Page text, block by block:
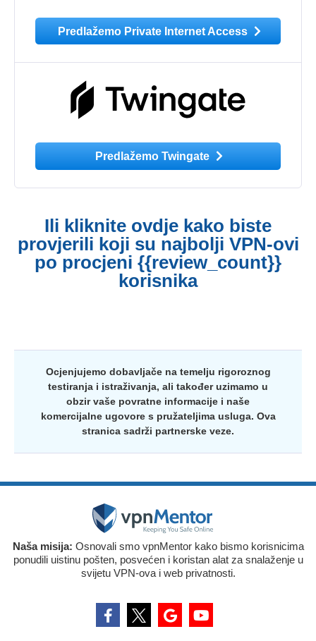
Predlažemo Private Internet Access
Predlažemo Twingate
Ili kliknite ovdje kako biste
provjerili koji su najbolji VPN-ovi
po procjeni {{review_count}}
korisnika
Ocjenjujemo dobavljače na temelju rigoroznog
testiranja i istraživanja, ali također uzimamo u
obzir vaše povratne informacije i naše
komercijalne ugovore s pružateljima usluga. Ova
stranica sadrži partnerske veze.
Naša misija: Osnovali smo vpnMentor kako bismo korisnicima
ponudili uistinu pošten, posvećen i koristan alat za snalaženje u
svijetu VPN-ova i web privatnosti.